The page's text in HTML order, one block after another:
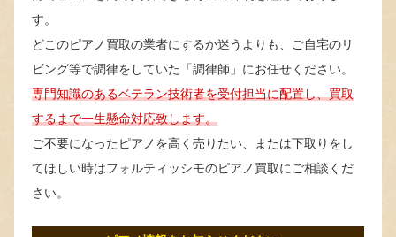
す。
どこのピアノ買取の業者にするか迷うよりも、ご自宅のリ
ビング等で調律をしていた「調律師」にお任せください。
専門知識のあるベテラン技術者を受付担当に配置し、買取
するまで一生懸命対応致します。
ご不要になったピアノを高く売りたい、または下取りをし
てほしい時はフォルティッシモのピアノ買取にご相談くだ
さい。